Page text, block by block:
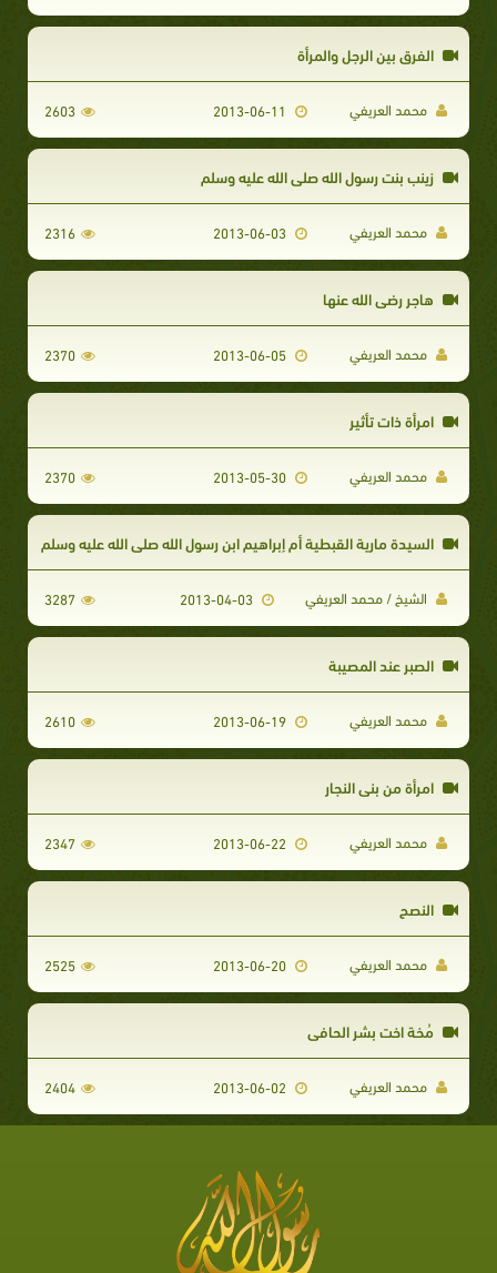
الفرق بين الرجل والمرأة
محمد العريفي 2603
زينب بنت رسول الله صلى الله عليه وسلم
محمد العريفي 2013-06-03
2316
هاجر رضي الله عنها
محمد العريفي 2013-06-05
2370
امرأة ذات تأثير
محمد العريفي 2013-05-30
2370
السيدة مارية القبطية أم إبراهيم ابن رسول الله صلى الله عليه وسلم
الشيخ / محمد العريفي 2013-04-03
3287
الصبر عند المصيبة
محمد العريفي 2013-06-19
2610
امرأة من بني النجار
محمد العريفي 2347
النصح
محمد العريفي 2013-06-20
2525
مُخة اخت بِشر الحافي
محمد العريفي 2404